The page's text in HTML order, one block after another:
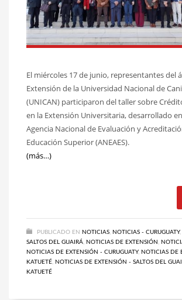
El miércoles 17 de junio, representantes del
Extensión de la Universidad Nacional de
(UNICAN) participaron del taller sobre
en la Extensión Universitaria, desarrollado
Agencia Nacional de Evaluación y
Educación Superior (ANEAES).
(más…)
PUBLICADO EN NOTICIAS, NOTICIAS - CURUGUATY,
SALTOS DEL GUAIRÁ, NOTICIAS DE EXTENSIÓN ,
NOTICIAS DE EXTENSIÓN - CURUGUATY, NOTICIAS DE
KATUETÉ, NOTICIAS DE EXTENSIÓN - SALTOS DEL
KATUETÉ